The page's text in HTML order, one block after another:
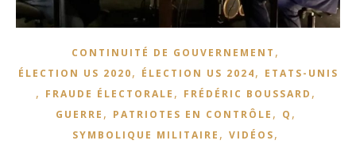
CONTINUITÉ DE GOUVERNEMENT ,
ÉLECTION US 2020, ÉLECTION US 2024, ETATS-UNIS
, FRAUDE ÉLECTORALE , FRÉDÉRIC BOUSSARD ,
GUERRE , PATRIOTES EN CONTRÔLE , Q ,
SYMBOLIQUE MILITAIRE , VIDÉOS,